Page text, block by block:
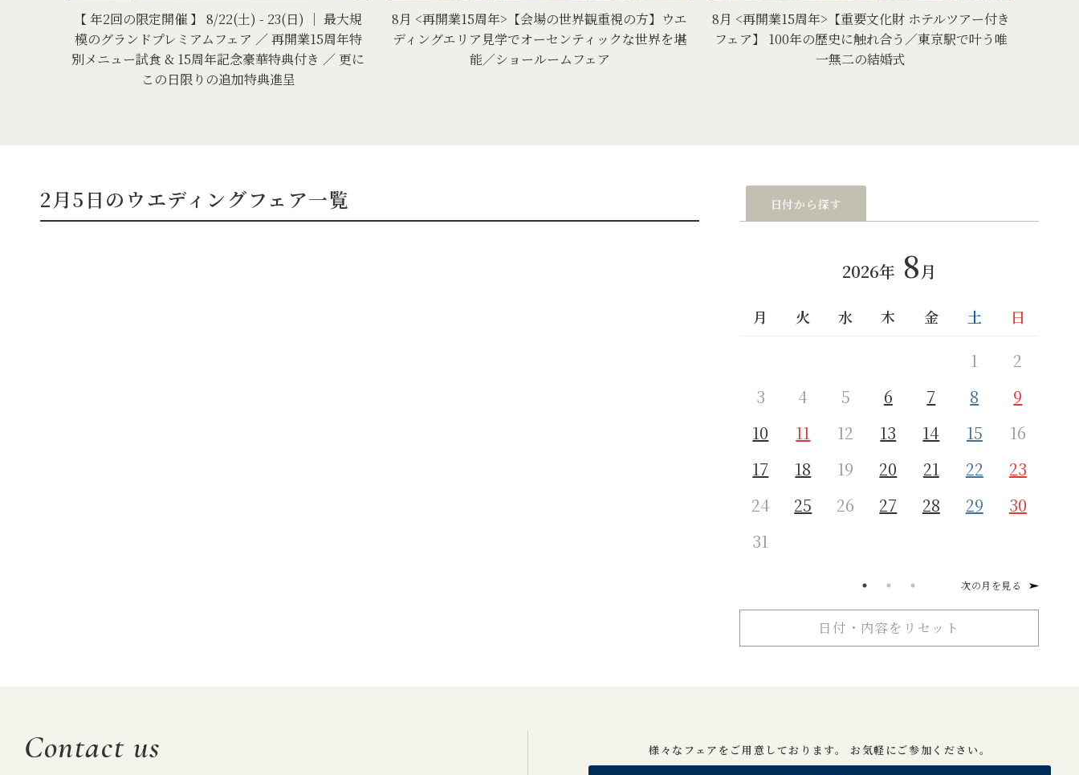
【 年2回の限定開催 】 8/22(土) - 23(日) ｜ 最大規
模のグランドプレミアムフェア ／ 再開業15周年特
別メニュー試食 & 15周年記念豪華特典付き ／ 更に
この日限りの追加特典進呈
8月 <再開業15周年>【会場の世界観重視の方】ウエ
ディングエリア見学でオーセンティックな世界を堪
能／ショールームフェア
8月 <再開業15周年>【重要文化財 ホテルツアー付き
フェア】 100年の歴史に触れ合う／東京駅で叶う唯
一無二の結婚式
日付から探す
2026年 8月
月 火 水 木 金 土 日
1
2
3
4 5 6 7 8
9
10
11 12 13 14 15
16
17
18 19 20 21 22
23
24
25 26 27 28 29
30
31
次の月を見る
日付・内容をリセット
2月5日のウエディングフェア一覧
様々なフェアをご用意しております。 お気軽にご参加ください。
Contact us